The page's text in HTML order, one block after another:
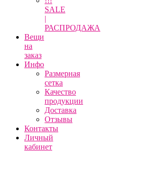
SALE
|
РАСПРОДАЖА
Вещи
на
заказ
Инфо
Размерная
сетка
Качество
продукции
Доставка
Отзывы
Контакты
Личный
кабинет